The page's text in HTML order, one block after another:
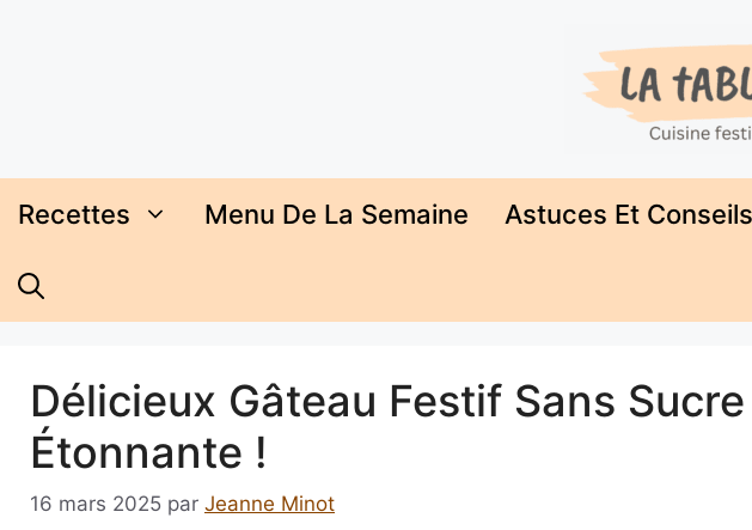
Recettes Menu De La Semaine Astuces Et Conseils
Délicieux Gâteau Festif Sans
Étonnante !
16 mars 2025 par Jeanne Minot